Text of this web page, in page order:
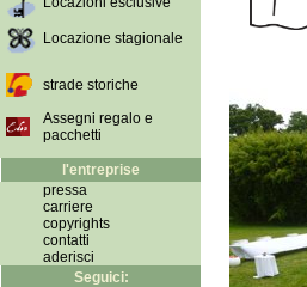
Locazione stagionale
strade storiche
Assegni regalo e
pacchetti
l'entreprise
pressa
carriere
copyrights
contatti
aderisci
Seguici: